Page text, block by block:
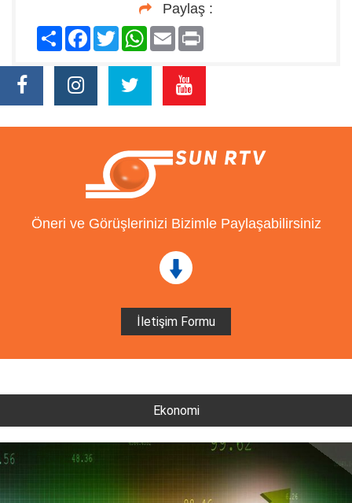
Paylaş :
PaylaşFacebook
TwitterWhatsApp
Email
Öneri ve Görüşlerinizi Bizimle Paylaşabilirsiniz
İletişim Formu
Ekonomi